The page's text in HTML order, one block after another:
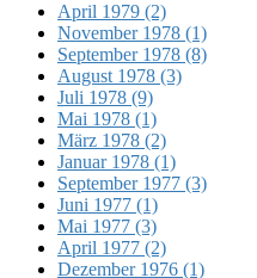
April 1979 (2)
November 1978 (1)
September 1978 (8)
August 1978 (3)
Juli 1978 (9)
Mai 1978 (1)
März 1978 (2)
Januar 1978 (1)
September 1977 (3)
Juni 1977 (1)
Mai 1977 (3)
April 1977 (2)
Dezember 1976 (1)